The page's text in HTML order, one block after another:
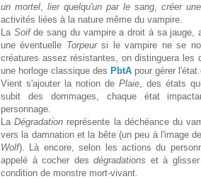
un mortel
lier quelqu'un par le sang créer
activités liées à la nature même du vampire.
La Soifde sang du vampire a droit à sa
une éventuelle Torpeursi le vampire ne se
créatures assez résistantes, on distinguera les
une horloge classique des PbtA pour gérer l'état
Vient s'ajouter la notion de Plaie , des états
subit des dommages, chaque état
personnage.
LaDégradation représente la déchéance du
vers la damnation et la bête (un peu à l'image
Wolf). Là encore, selon les actions du
appelé à cocher desdégradations et à
condition de monstre mort-vivant.